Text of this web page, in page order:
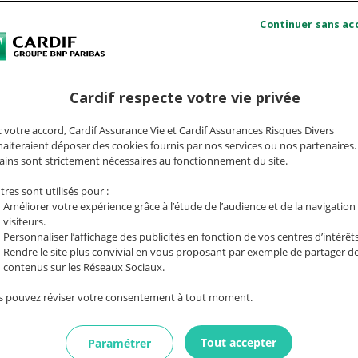
annuel effectif d'assurance (TAEA)
A
d'Assurance (TAEA), issu de la loi Hamon de 2014
la part de l’assurance emprunteur dans le coût
Cardif respecte votre vie privée
votre accord, Cardif Assurance Vie et Cardif Assurances Risques Divers
déposer des cookies fournis par nos services ou nos partenaires.
sont strictement nécessaires au fonctionnement du site.
sont utilisés pour :
Améliorer votre expérience grâce à l’étude de l’audience et de la navigation
visiteurs.
Personnaliser l’affichage des publicités en fonction de vos centres
Rendre le site plus convivial en vous proposant par exemple de partager
contenus sur les Réseaux Sociaux.
pouvez réviser votre consentement à tout moment.
Tout accepter
Paramétrer